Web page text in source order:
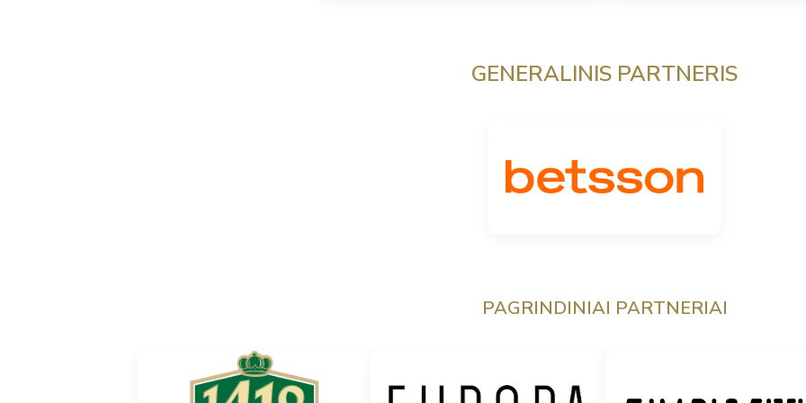
GENERALINIS PARTNERIS
PAGRINDINIAI PARTNERIAI